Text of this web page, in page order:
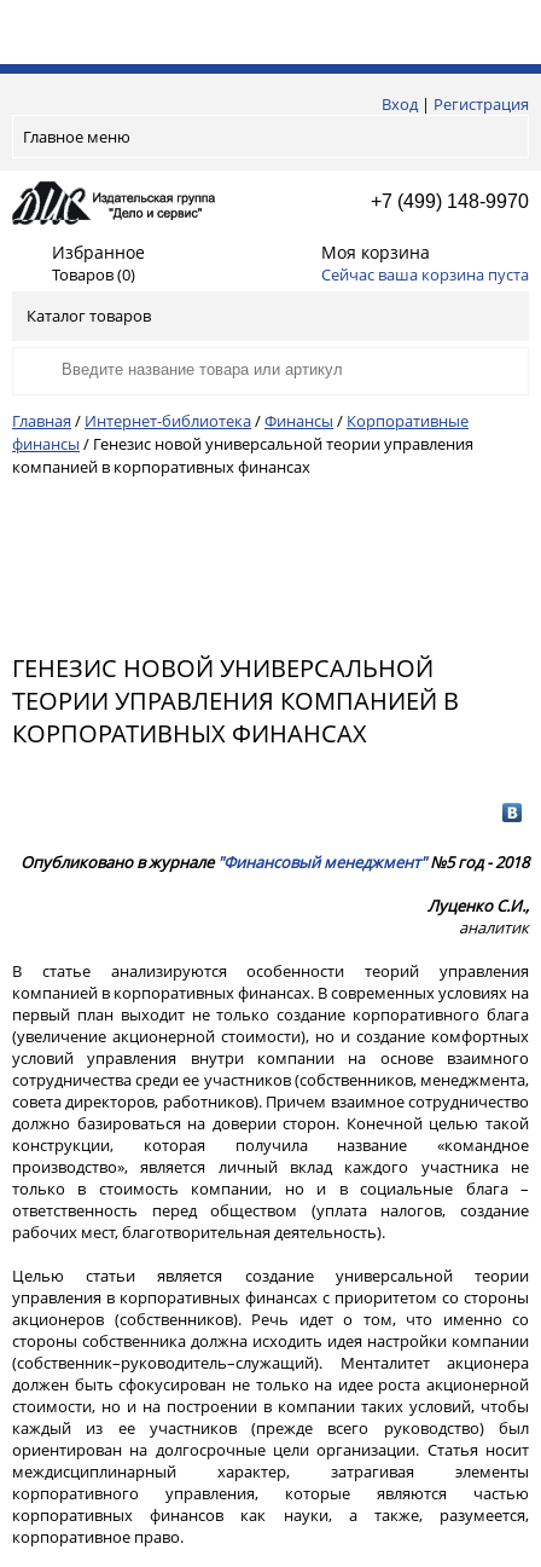
Вход| Регистрация
Главное меню
+7 (499) 148-9970
Избранное
Товаров (0)
Моя корзина
Сейчас ваша корзина пуста
Каталог товаров
Главная / Интернет-библиотека/Финансы / Корпоративные
финансы / Генезис новой универсальной теории управления
компанией в корпоративных финансах
ГЕНЕЗИС НОВОЙ УНИВЕРСАЛЬНОЙ
ТЕОРИИ УПРАВЛЕНИЯ КОМПАНИЕЙ В
КОРПОРАТИВНЫХ ФИНАНСАХ
Опубликовано в журнале"Финансовый менеджмент"№5 год - 2018
Луценко С.И.,
аналитик
В статье анализируются особенности теорий управления
компанией в корпоративных финансах. В современных условиях на
первый план выходит не только создание корпоративного блага
(увеличение акционерной стоимости), но и создание комфортных
условий управления внутри компании на основе взаимного
сотрудничества среди ее участников (собственников, менеджмента,
совета директоров, работников). Причем взаимное сотрудничество
должно базироваться на доверии сторон. Конечной целью такой
конструкции, которая получила название «командное
производство», является личный вклад каждого участника не
только в стоимость компании, но и в социальные блага –
ответственность перед обществом (уплата налогов, создание
рабочих мест, благотворительная деятельность).
Целью статьи является создание универсальной теории
управления в корпоративных финансах с приоритетом со стороны
акционеров (собственников). Речь идет о том, что именно со
стороны собственника должна исходить идея настройки компании
(собственник–руководитель–служащий). Менталитет акционера
должен быть сфокусирован не только на идее роста акционерной
стоимости, но и на построении в компании таких условий, чтобы
каждый из ее участников (прежде всего руководство) был
ориентирован на долгосрочные цели организации. Статья носит
междисциплинарный характер, затрагивая элементы
корпоративного управления, которые являются частью
корпоративных финансов как науки, а также, разумеется,
корпоративное право.